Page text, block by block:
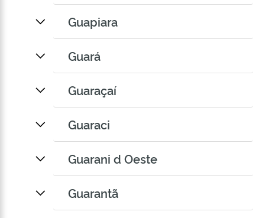
Guapiara
Guará
Guaraçaí
Guaraci
Guarani d Oeste
Guarantã